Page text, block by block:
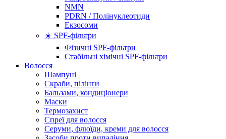
NMN
PDRN / Полінуклеотиди
Екзосоми
☀️ SPF-фільтри
Фізичні SPF-фільтри
Стабільні хімічні SPF-фільтри
Волосся
Шампуні
Скраби, пілінги
Бальзами, кондиціонери
Маски
Термозахист
Спреї для волосся
Серуми, флюїди, креми для волосся